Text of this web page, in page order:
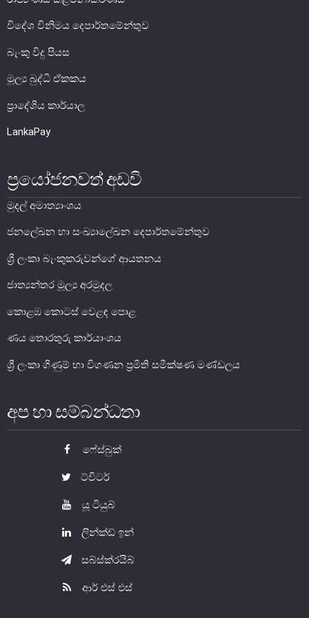
නීති හා රෙගුලාසි
පිරමීඩ යෝජනා
උපකරණ සහ ක්‍රියාත්මක කිරීම
මූල්‍ය පද්ධති ස්ථායිතා කමිටුව
මූල්‍ය පද්ධති අධීක්ෂණ කමිටුව
නෝට්ටු හා කාසි
නෝට්ටු හා කාසි පිළිබඳ දැනුවත් වෙමු
ව්‍යවහාර මුදල් නෝට්ටු
සංසරණයේ පවතින කාසි
නෝට්ටුවල ආරක්ෂණ සලකුණු
විදේශ විනිමය දෙපාර්තමේන්තුව
බැංකු විදු පියස
මූල්‍ය බුද්ධි ඒකකය
ප්‍රාදේශිය කාර්යාල
LankaPay
ප්‍රයෝජනවත් අඩවි
මුදල් අමාත්‍යාංශය
ජනලේඛන හා සංඛ්‍යාලේඛන දෙපාර්තමේන්තුව
ශ්‍රී ලංකා බැංකුකරුවන්ගේ ආයතනය
ජාත්‍යන්තර මූල්‍ය අරමුදල
කොළඹ කොටස් වෙළඳ පොළ
ණය තොරතුරු කාර්යාංශය
ශ්‍රී ලංකා ගිණුම් හා විගණන ප්‍රමිති සමීක්ෂණ මණ්ඩලය
අප හා සම්බන්ධතා
ෆේස්බුක්
ට්විටර්
යූ ටියුබ්
ලින්ක්ඩ් ඉන්
සබ්ස්ක්රයිබ්
ආර් එස් එස්